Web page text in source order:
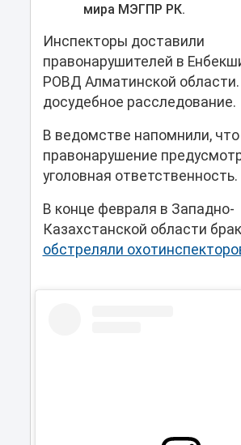
мира МЭГПР РК.
Инспекторы доставили
правонарушителей в
РОВД Алматинской
досудебное расследование.
В ведомстве напомнили, что
правонарушение
уголовная ответственность.
В конце февраля в Западно-
Казахстанской области
обстреляли